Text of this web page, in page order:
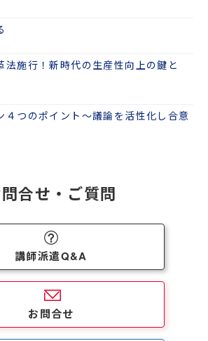
法施行！新時代の生産性向上の鍵と
４つのポイント～議論を活性化し合意
合せ・ご質問
講師派遣Q&A
お問合せ